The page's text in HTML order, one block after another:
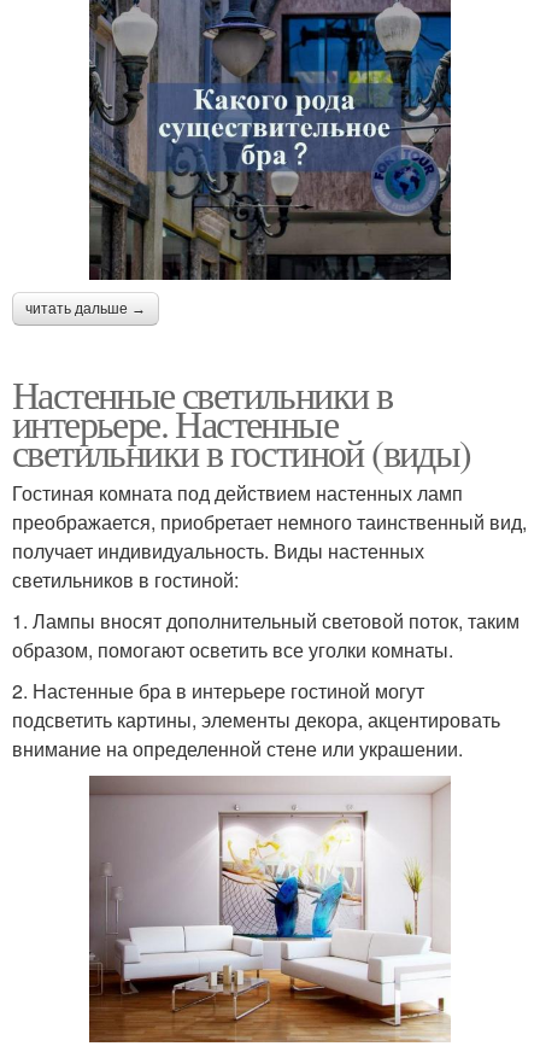
читать дальше →
Настенные светильники в
интерьере. Настенные
светильники в гостиной (виды)
Гостиная комната под действием настенных ламп
преображается, приобретает немного таинственный вид,
получает индивидуальность. Виды настенных
светильников в гостиной:
1. Лампы вносят дополнительный световой поток, таким
образом, помогают осветить все уголки комнаты.
2. Настенные бра в интерьере гостиной могут
подсветить картины, элементы декора, акцентировать
внимание на определенной стене или украшении.